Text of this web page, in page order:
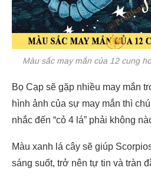
Màu sắc may mắn của 12 cung
Bọ Cạp sẽ gặp nhiều may mắn
hình ảnh của sự may mắn thì
nhắc đến “cỏ 4 lá” phải không
Màu xanh lá cây sẽ giúp
sáng suốt, trở nên tự tin và tràn